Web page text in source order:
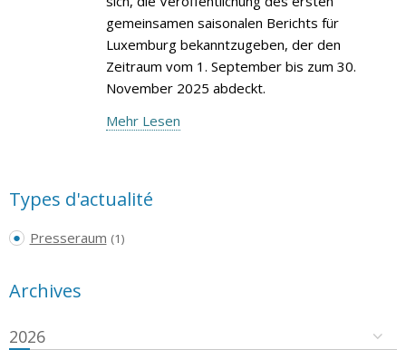
gemeinsamen saisonalen Berichts für
Luxemburg bekanntzugeben, der den
Zeitraum vom 1. September bis zum 30.
November 2025 abdeckt.
Mehr Lesen
Types d'actualité
Presseraum (1)
Archives
2026